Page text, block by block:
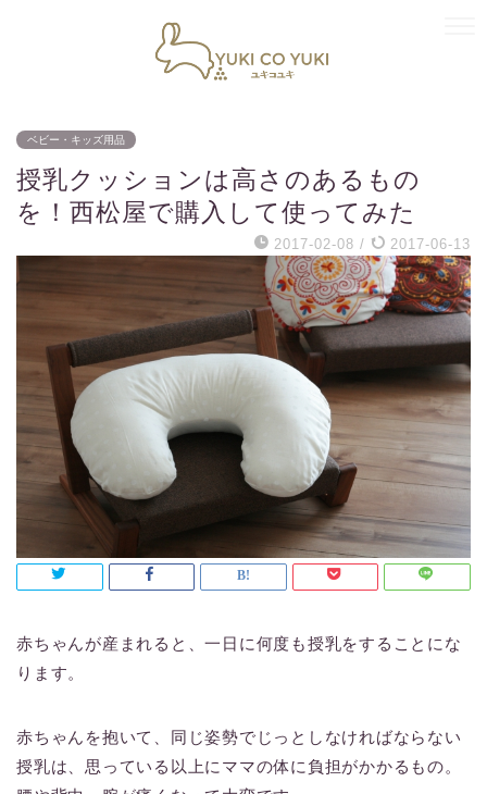
ベビー・キッズ用品
授乳クッションは高さのあるもの
を！西松屋で購入して使ってみた
2017-02-08 / 2017-06-13
赤ちゃんが産まれると、一日に何度も授乳をすることにな
ります。
赤ちゃんを抱いて、同じ姿勢でじっとしなければならない
授乳は、思っている以上にママの体に負担がかかるもの。